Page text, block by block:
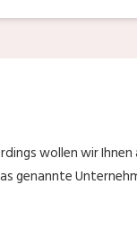
wollen wir Ihnen
genannte